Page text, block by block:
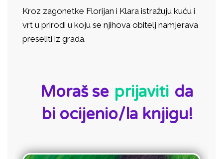
Kroz zagonetke Florijan i Klara istražuju kuću i
vrt u prirodi u koju se njihova obitelj namjerava
preseliti iz grada.
Moraš se prijaviti da
bi ocijenio/la knjigu!